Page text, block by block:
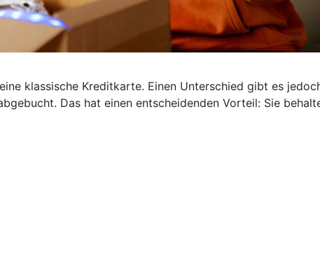
klassische Kreditkarte. Einen Unterschied gibt es
Das hat einen entscheidenden Vorteil: Sie